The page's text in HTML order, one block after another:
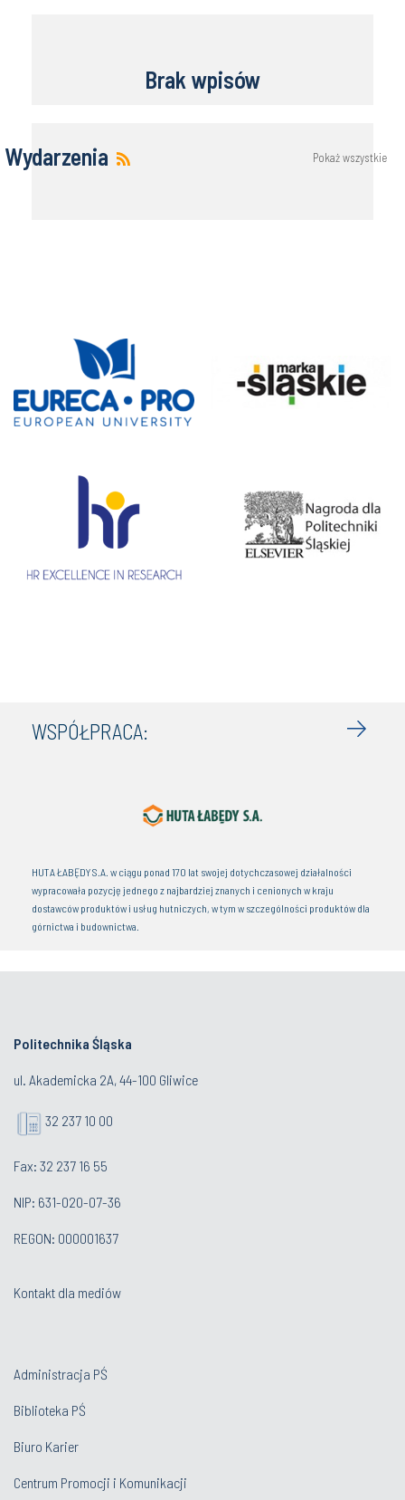
Brak wpisów
Wydarzenia Pokaż wszystkie
WSPÓŁPRACA:
HUTA ŁABĘDY S.A. w ciągu ponad 170 lat swojej dotychczasowej działalności
wypracowała pozycję jednego z najbardziej znanych i cenionych w kraju
dostawców produktów i usług hutniczych, w tym w szczególności produktów dla
górnictwa i budownictwa.
Politechnika Śląska
ul. Akademicka 2A, 44-100 Gliwice
32 237 10 00
Fax: 32 237 16 55
NIP: 631-020-07-36
REGON: 000001637
Kontakt dla mediów
Administracja PŚ
Biblioteka PŚ
Biuro Karier
Centrum Promocji i Komunikacji